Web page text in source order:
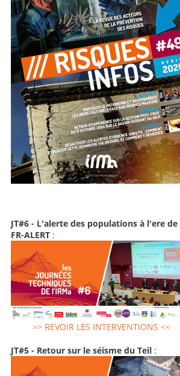
JT#6 - L'alerte des populations à l'ere de
FR-ALERT :
>> REVOIR LES INTERVENTIONS <<
JT#5 - Retour sur le séisme du Teil :